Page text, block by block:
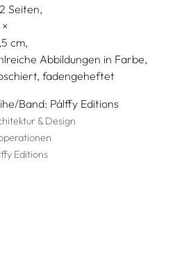
Seiten,
Abbildungen in Farbe
fadengeheftet
Band Pálffy Editions
& Design
Editions